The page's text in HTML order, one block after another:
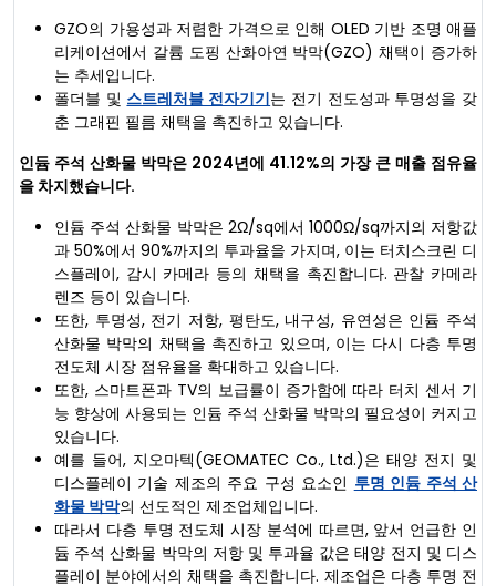
GZO의 가용성과 저렴한 가격으로 인해 OLED 기반 조명 애플
리케이션에서 갈륨 도핑 산화아연 박막(GZO) 채택이 증가하
는 추세입니다.
폴더블 및 스트레처블 전자기기는 전기 전도성과 투명성을 갖
춘 그래핀 필름 채택을 촉진하고 있습니다.
인듐 주석 산화물 박막은 2024년에 41.12%의 가장 큰 매출 점유율
을 차지했습니다.
인듐 주석 산화물 박막은 2Ω/sq에서 1000Ω/sq까지의 저항값
과 50%에서 90%까지의 투과율을 가지며, 이는 터치스크린 디
스플레이, 감시 카메라 등의 채택을 촉진합니다. 관찰 카메라
렌즈 등이 있습니다.
또한, 투명성, 전기 저항, 평탄도, 내구성, 유연성은 인듐 주석
산화물 박막의 채택을 촉진하고 있으며, 이는 다시 다층 투명
전도체 시장 점유율을 확대하고 있습니다.
또한, 스마트폰과 TV의 보급률이 증가함에 따라 터치 센서 기
능 향상에 사용되는 인듐 주석 산화물 박막의 필요성이 커지고
있습니다.
예를 들어, 지오마텍(GEOMATEC Co., Ltd.)은 태양 전지 및
디스플레이 기술 제조의 주요 구성 요소인 투명 인듐 주석 산
화물 박막의 선도적인 제조업체입니다.
따라서 다층 투명 전도체 시장 분석에 따르면, 앞서 언급한 인
듐 주석 산화물 박막의 저항 및 투과율 값은 태양 전지 및 디스
플레이 분야에서의 채택을 촉진합니다. 제조업은 다층 투명 전